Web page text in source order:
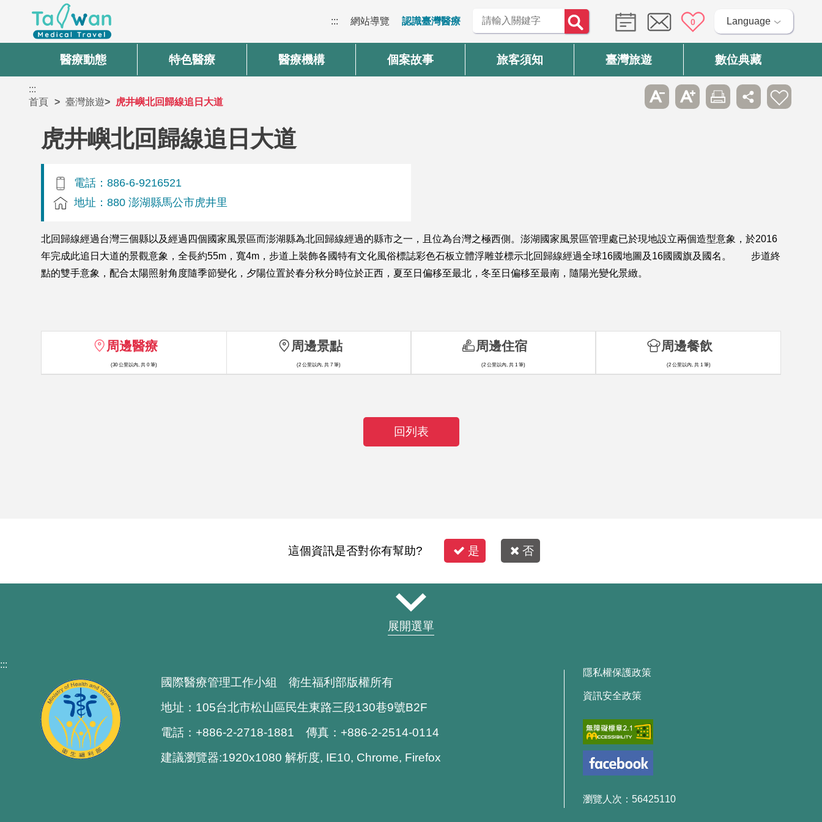
::: 網站導覽 認識臺灣醫療 0 Language
醫療動態 特色醫療 醫療機構 個案故事 旅客須知 臺灣旅遊 數位典藏
:::
首頁
臺灣旅遊 虎井嶼北回歸線追日大道
虎井嶼北回歸線追日大道
電話：886-6-9216521
地址：880 澎湖縣馬公市虎井里
北回歸線經過台灣三個縣以及經過四個國家風景區而澎湖縣為北回歸線經過的縣市之一，且位為台灣之極西側。澎湖國家風景區管理處已於現地設立兩個造型意象，於2016
年完成此追日大道的景觀意象，全長約55m，寬4m，步道上裝飾各國特有文化風俗標誌彩色石板立體浮雕並標示北回歸線經過全球16國地圖及16國國旗及國名。 步道終
點的雙手意象，配合太陽照射角度隨季節變化，夕陽位置於春分秋分時位於正西，夏至日偏移至最北，冬至日偏移至最南，隨陽光變化景緻。
周邊醫療
(30 公里以內, 共 0 筆)
周邊景點
(2 公里以內, 共 7 筆)
周邊住宿
(2 公里以內, 共 1 筆)
周邊餐飲
(2 公里以內, 共 1 筆)
回列表
這個資訊是否對你有幫助? 是 否
展開選單
:::
國際醫療管理工作小組 衛生福利部版權所有
地址：105台北市松山區民生東路三段130巷9號B2F
電話：+886-2-2718-1881 傳真：+886-2-2514-0114
建議瀏覽器:1920x1080 解析度, IE10, Chrome, Firefox
隱私權保護政策
資訊安全政策
瀏覽人次：56425110